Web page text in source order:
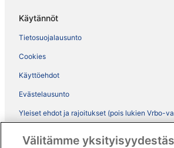
Käytännöt
Tietosuojalausunto
Cookies
Käyttöehdot
Evästelausunto
Yleiset ehdot ja rajoitukset (pois lukien Vrbo-
Välitämme